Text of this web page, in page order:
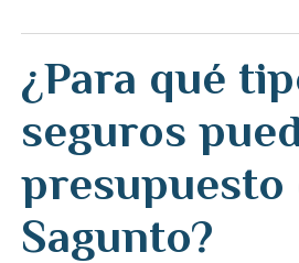
¿Para qué
seguros
presupuesto
Sagunto?